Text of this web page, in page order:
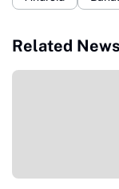
Related News